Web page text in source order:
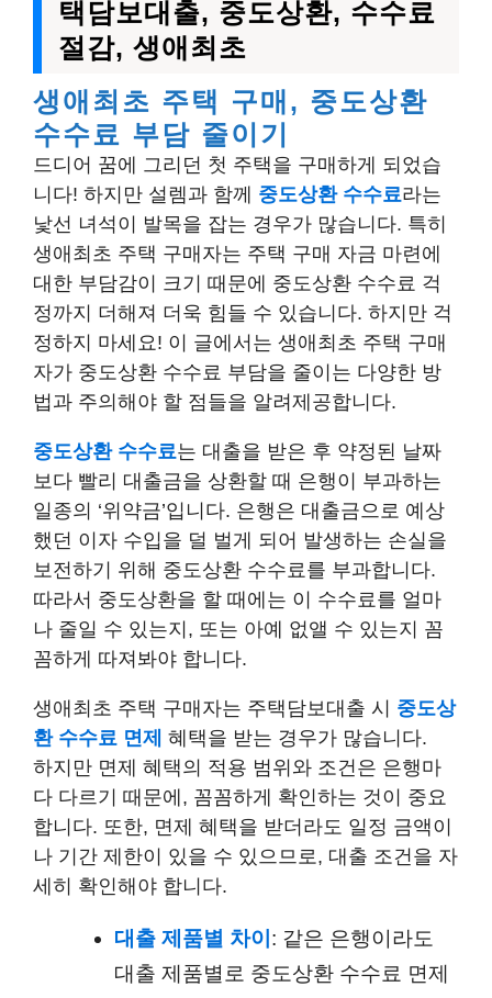
택담보대출, 중도상환, 수수료
절감, 생애최초
생애최초 주택 구매, 중도상환
수수료 부담 줄이기
드디어 꿈에 그리던 첫 주택을 구매하게 되었습
니다! 하지만 설렘과 함께 중도상환 수수료라는
낯선 녀석이 발목을 잡는 경우가 많습니다. 특히
생애최초 주택 구매자는 주택 구매 자금 마련에
대한 부담감이 크기 때문에 중도상환 수수료 걱
정까지 더해져 더욱 힘들 수 있습니다. 하지만 걱
정하지 마세요! 이 글에서는 생애최초 주택 구매
자가 중도상환 수수료 부담을 줄이는 다양한 방
법과 주의해야 할 점들을 알려제공합니다.
중도상환 수수료는 대출을 받은 후 약정된 날짜
보다 빨리 대출금을 상환할 때 은행이 부과하는
일종의 ‘위약금’입니다. 은행은 대출금으로 예상
했던 이자 수입을 덜 벌게 되어 발생하는 손실을
보전하기 위해 중도상환 수수료를 부과합니다.
따라서 중도상환을 할 때에는 이 수수료를 얼마
나 줄일 수 있는지, 또는 아예 없앨 수 있는지 꼼
꼼하게 따져봐야 합니다.
생애최초 주택 구매자는 주택담보대출 시 중도상
환 수수료 면제 혜택을 받는 경우가 많습니다.
하지만 면제 혜택의 적용 범위와 조건은 은행마
다 다르기 때문에, 꼼꼼하게 확인하는 것이 중요
합니다. 또한, 면제 혜택을 받더라도 일정 금액이
나 기간 제한이 있을 수 있으므로, 대출 조건을 자
세히 확인해야 합니다.
대출 제품별 차이 : 같은 은행이라도
대출 제품별로 중도상환 수수료 면제